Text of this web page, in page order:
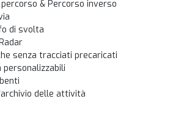
& Percorso inverso
di svolta
senza tracciati precaricati
personalizzabili
delle attività